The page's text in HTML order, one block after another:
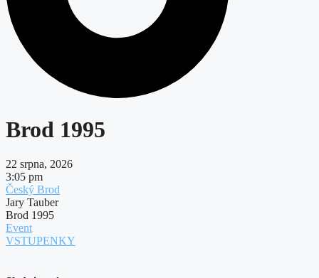
Brod 1995
22 srpna, 2026
3:05 pm
Český Brod
Jary Tauber
Brod 1995
Event
VSTUPENKY